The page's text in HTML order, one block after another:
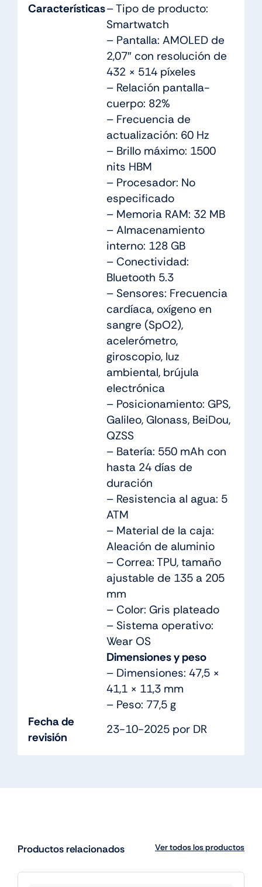
Características– Tipo de producto:
Smartwatch
– Pantalla: AMOLED de
2,07″ con resolución de
432 × 514 píxeles
– Relación pantalla-
cuerpo: 82%
– Frecuencia de
actualización: 60 Hz
– Brillo máximo: 1500
nits HBM
– Procesador: No
especificado
– Memoria RAM: 32 MB
– Almacenamiento
interno: 128 GB
– Conectividad:
Bluetooth 5.3
– Sensores: Frecuencia
cardíaca, oxígeno en
sangre (SpO2),
acelerómetro,
giroscopio, luz
ambiental, brújula
electrónica
– Posicionamiento: GPS,
Galileo, Glonass, BeiDou,
QZSS
– Batería: 550 mAh con
hasta 24 días de
duración
– Resistencia al agua: 5
ATM
– Material de la caja:
Aleación de aluminio
– Correa: TPU, tamaño
ajustable de 135 a 205
mm
– Color: Gris plateado
– Sistema operativo:
Wear OS
Dimensiones y peso
– Dimensiones: 47,5 ×
41,1 × 11,3 mm
– Peso: 77,5 g
Fecha de
revisión
23-10-2025 por DR
Productos relacionados Ver todos los productos